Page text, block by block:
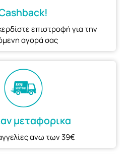
επιστροφή για την
αγορά σας
μεταφορικα
ανω των 39€